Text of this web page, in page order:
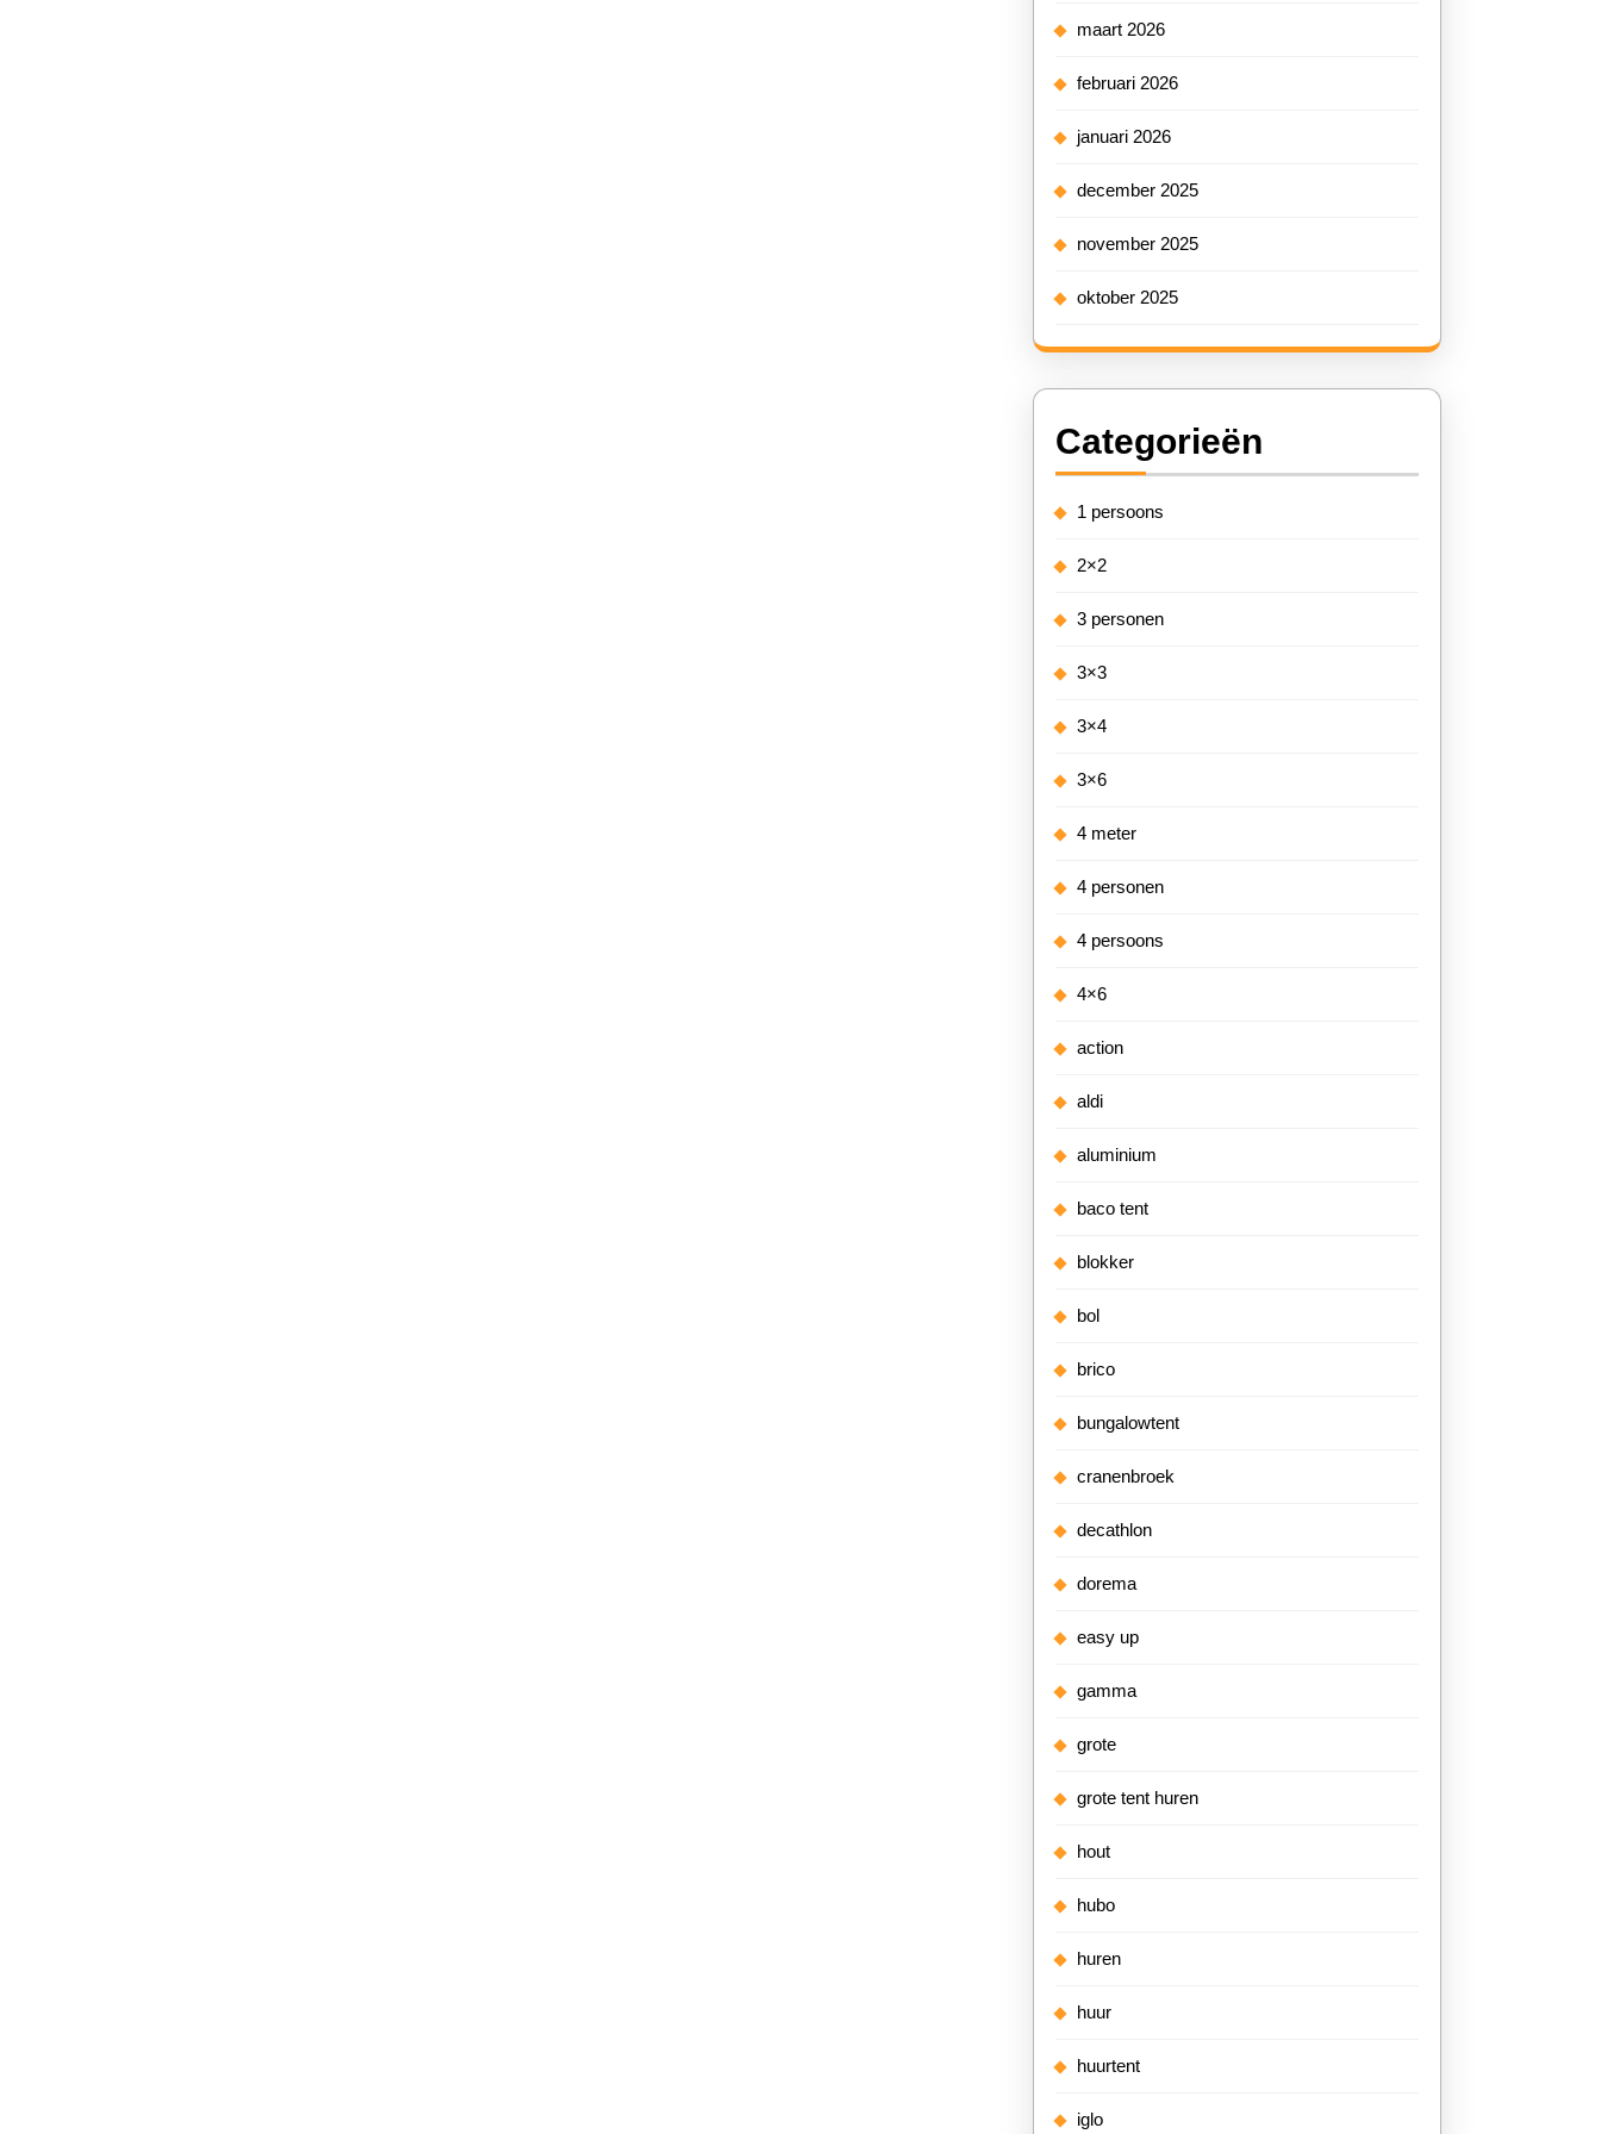
maart 2026
februari 2026
januari 2026
december 2025
november 2025
oktober 2025
Categorieën
1 persoons
2×2
3 personen
3×3
3×4
3×6
4 meter
4 personen
4 persoons
4×6
action
aldi
aluminium
baco tent
blokker
bol
brico
bungalowtent
cranenbroek
decathlon
dorema
easy up
gamma
grote
grote tent huren
hout
hubo
huren
huur
huurtent
iglo